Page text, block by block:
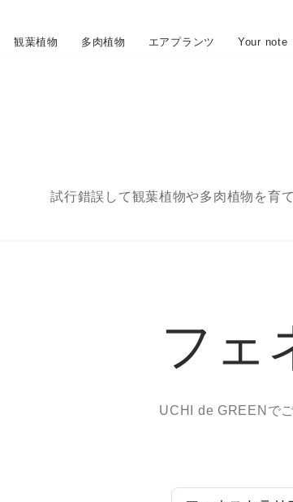
観葉植物 多肉植物 エアプランツ Your note
試行錯誤して観葉植物や多肉植物を育
フェ
UCHI de GREENで